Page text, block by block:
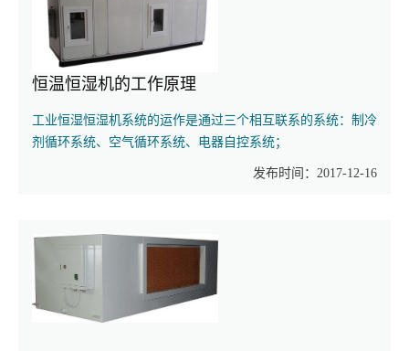
恒温恒湿机的工作原理
工业恒湿恒湿机系统的运作是通过三个相互联系的系统：制冷
剂循环系统、空气循环系统、电器自控系统；
发布时间：2017-12-16